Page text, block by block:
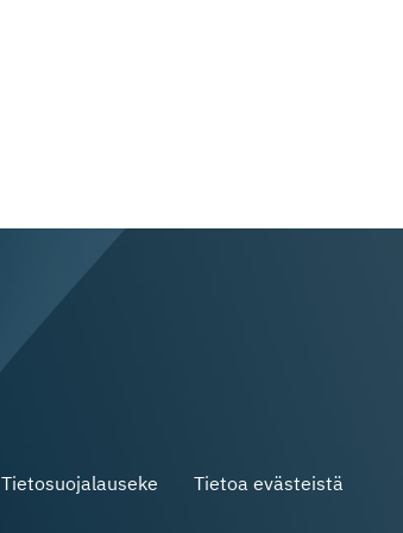
Tietosuojalauseke Tietoa evästeistä